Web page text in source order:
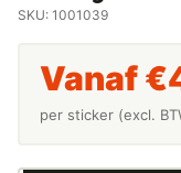
SKU: 1001039
Vanaf €
per sticker (excl.